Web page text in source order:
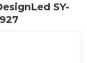
SY-